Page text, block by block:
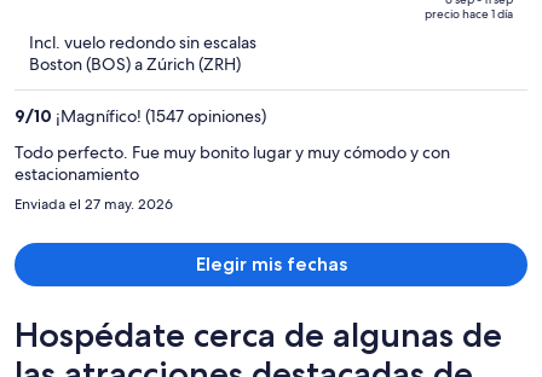
$2,539
$1,906
precio hace 1 día
Incl. vuelo redondo sin escalas
Boston (BOS) a Zúrich (ZRH)
9/10 ¡Magnífico! (1547 opiniones)
Todo perfecto. Fue muy bonito lugar y muy cómodo y con
estacionamiento
Enviada el 27 may. 2026
Elegir mis fechas
Hospédate cerca de algunas de